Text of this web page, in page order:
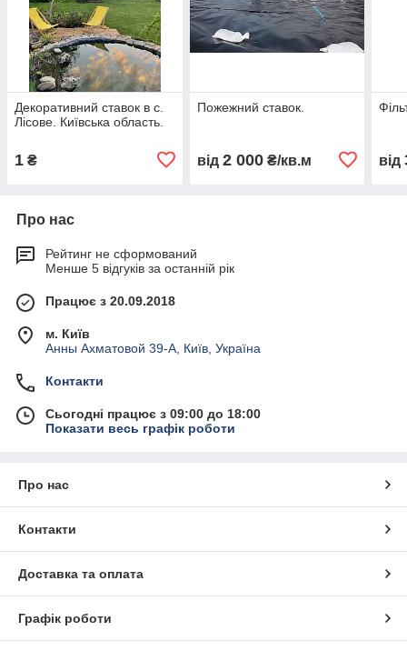
Декоративний ставок в с.
Лісове. Київська область.
1 ₴
Пожежний ставок.
від 2 000₴/кв.м від
Про нас
Рейтинг не сформований
Менше 5 відгуків за останній рік
Працює з 20.09.2018
м. Київ
Анны Ахматовой 39-А, Київ, Україна
Контакти
Сьогодні працює з 09:00 до 18:00
Показати весь графік роботи
Про нас
Контакти
Доставка та оплата
Графік роботи